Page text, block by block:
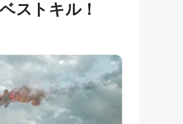
ストキル！